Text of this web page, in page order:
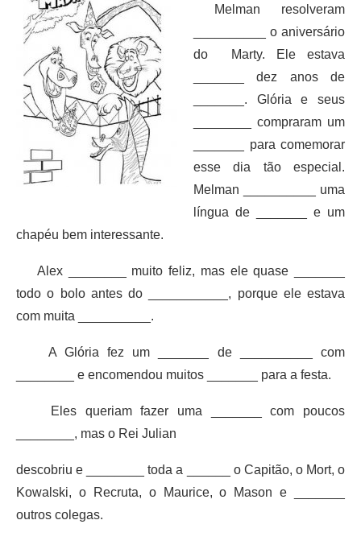
Melman resolveram
__________ o aniversário
do Marty. Ele estava
_______ dez anos de
_______. Glória e seus
________ compraram um
_______ para comemorar
esse dia tão especial.
Melman __________ uma
língua de _______ e um
chapéu bem interessante.
Alex ________ muito feliz, mas ele quase _______
todo o bolo antes do ___________, porque ele estava
com muita __________.
A Glória fez um _______ de __________ com
________ e encomendou muitos _______ para a festa.
Eles queriam fazer uma _______ com poucos
________, mas o Rei Julian
descobriu e ________ toda a ______ o Capitão, o Mort, o
Kowalski, o Recruta, o Maurice, o Mason e _______
outros colegas.